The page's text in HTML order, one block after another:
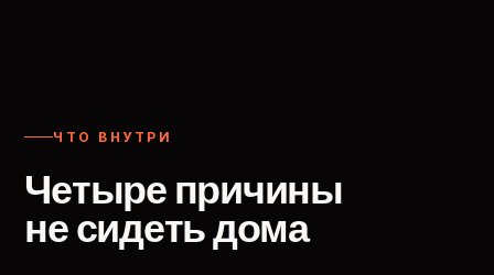
ЧТО ВНУТРИ
Четыре причины
не сидеть дома